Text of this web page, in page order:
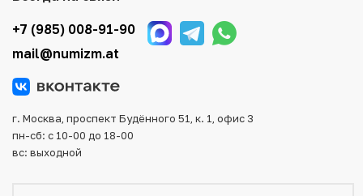
оплаты и доставки заказа. Все отправления надежно и
тщательно упаковываются, что исключает возможность
повреждения во время доставки.
+7 (985) 008-91-90
mail@numizm.at
г. Москва, проспект Будённого 51, к. 1, офис 3
пн-сб: с 10-00 до 18-00
вс: выходной